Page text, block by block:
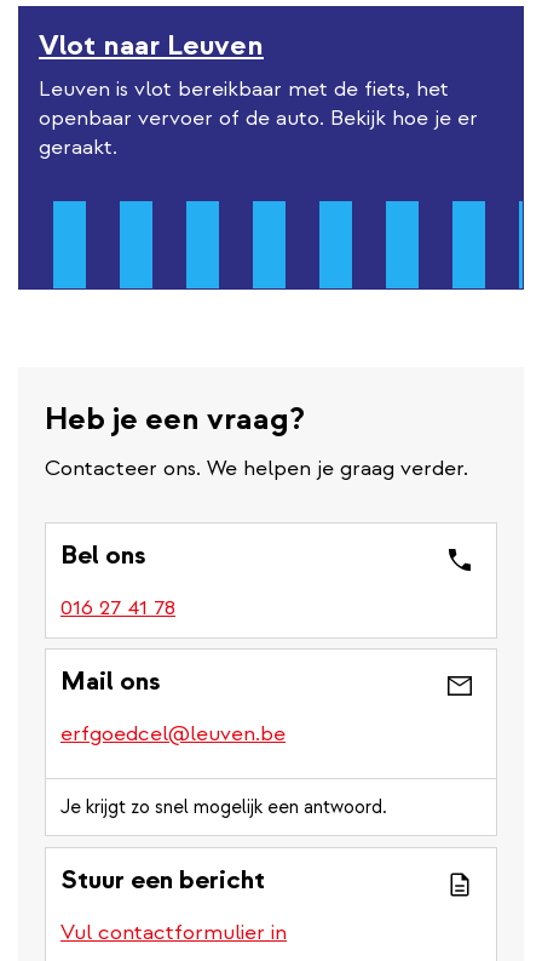
Vlot naar Leuven
Leuven is vlot bereikbaar met de fiets, het
openbaar vervoer of de auto. Bekijk hoe je er
geraakt.
Heb je een vraag?
Contacteer ons. We helpen je graag verder.
Bel ons
016 27 41 78
Mail ons
erfgoedcel@leuven.be
Je krijgt zo snel mogelijk een antwoord.
Stuur een bericht
Vul contactformulier in